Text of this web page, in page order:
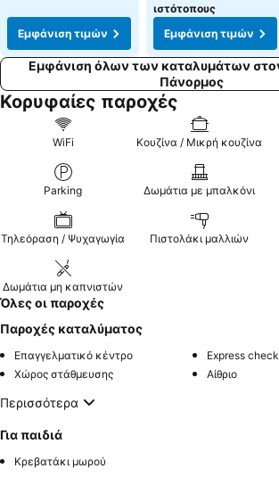
Εμφάνιση τιμών
ιστότοπους
Εμφάνιση τιμών
Εμφάνιση όλων των καταλυμάτων
Πάνορμος
Κορυφαίες παροχές
WiFi Κουζίνα / Μικρή κουζίνα
Parking Δωμάτια με μπαλκόνι
Τηλεόραση / Ψυχαγωγία Πιστολάκι μαλλιών
Δωμάτια μη καπνιστών
Όλες οι παροχές
Παροχές καταλύματος
Επαγγελματικό κέντρο
Express
Χώρος στάθμευσης
Αίθριο
Περισσότερα
Για παιδιά
Κρεβατάκι μωρού